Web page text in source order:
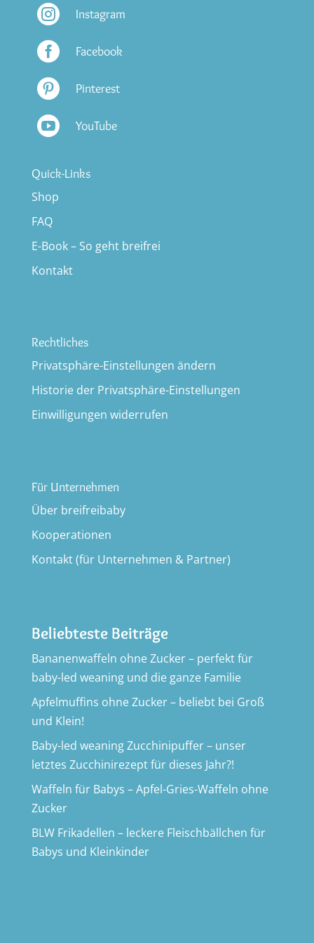
 Instagram
 Facebook
 Pinterest
 YouTube
Quick-Links
Shop
FAQ
E-Book – So geht breifrei
Kontakt
Rechtliches
Privatsphäre-Einstellungen ändern
Historie der Privatsphäre-Einstellungen
Einwilligungen widerrufen
Für Unternehmen
Über breifreibaby
Kooperationen
Kontakt (für Unternehmen & Partner)
Beliebteste Beiträge
Bananenwaffeln ohne Zucker – perfekt für
baby-led weaning und die ganze Familie
Apfelmuffins ohne Zucker – beliebt bei Groß
und Klein!
Baby-led weaning Zucchinipuffer – unser
letztes Zucchinirezept für dieses Jahr?!
Waffeln für Babys – Apfel-Gries-Waffeln ohne
Zucker
BLW Frikadellen – leckere Fleischbällchen für
Babys und Kleinkinder